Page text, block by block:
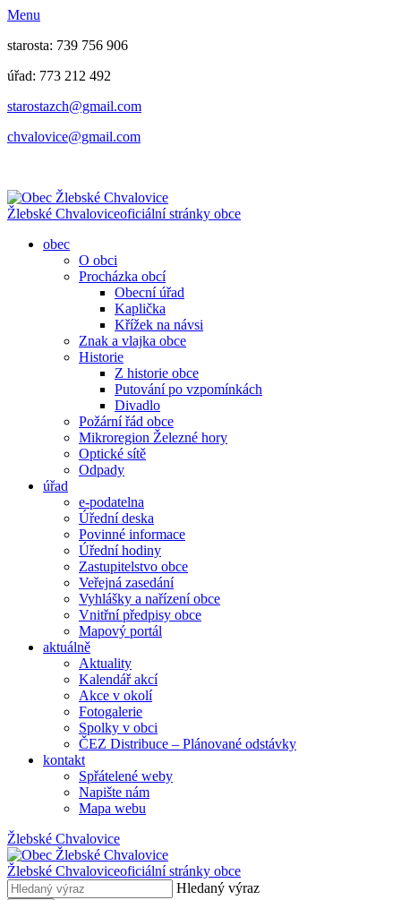
Menu
starosta: 739 756 906
úřad: 773 212 492
​​​​starostazch@gmail.com
​​​​chvalovice@gmail.com
Žlebské Chvaloviceoficiální stránky obce
obec
O obci
Procházka obcí
Obecní úřad
Kaplička
Křížek na návsi
Znak a vlajka obce
Historie
Z historie obce
Putování po vzpomínkách
Divadlo
Požární řád obce
Mikroregion Železné hory
Optické sítě
Odpady
úřad
e-podatelna
Úřední deska
Povinné informace
Úřední hodiny
Zastupitelstvo obce
Veřejná zasedání
Vyhlášky a nařízení obce
Vnitřní předpisy obce
Mapový portál
aktuálně
Aktuality
Kalendář akcí
Akce v okolí
Fotogalerie
Spolky v obci
ČEZ Distribuce – Plánované odstávky
kontakt
Spřátelené weby
Napište nám
Mapa webu
Žlebské Chvalovice
Žlebské Chvaloviceoficiální stránky obce
Hledaný výraz